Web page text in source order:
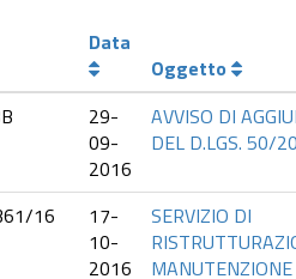
Data
Oggetto
29-
09-
2016
AVVISO DI
DEL D.LGS. 50/
16
17-
10-
2016
SERVIZIO DI